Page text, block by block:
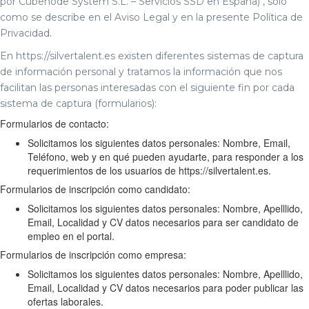
como se describe en el Aviso Legal y en la presente Política de
Privacidad.
En https://silvertalent.es existen diferentes sistemas de captura
de información personal y tratamos la información que nos
facilitan las personas interesadas con el siguiente fin por cada
sistema de captura (formularios):
Formularios de contacto:
Solicitamos los siguientes datos personales: Nombre, Email,
Teléfono, web y en qué pueden ayudarte, para responder a los
requerimientos de los usuarios de https://silvertalent.es.
Formularios de inscripción como candidato:
Solicitamos los siguientes datos personales: Nombre, Apelllido,
Email, Localidad y CV datos necesarios para ser candidato de
empleo en el portal.
Formularios de inscripción como empresa:
Solicitamos los siguientes datos personales: Nombre, Apelllido,
Email, Localidad y CV datos necesarios para poder publicar las
ofertas laborales.